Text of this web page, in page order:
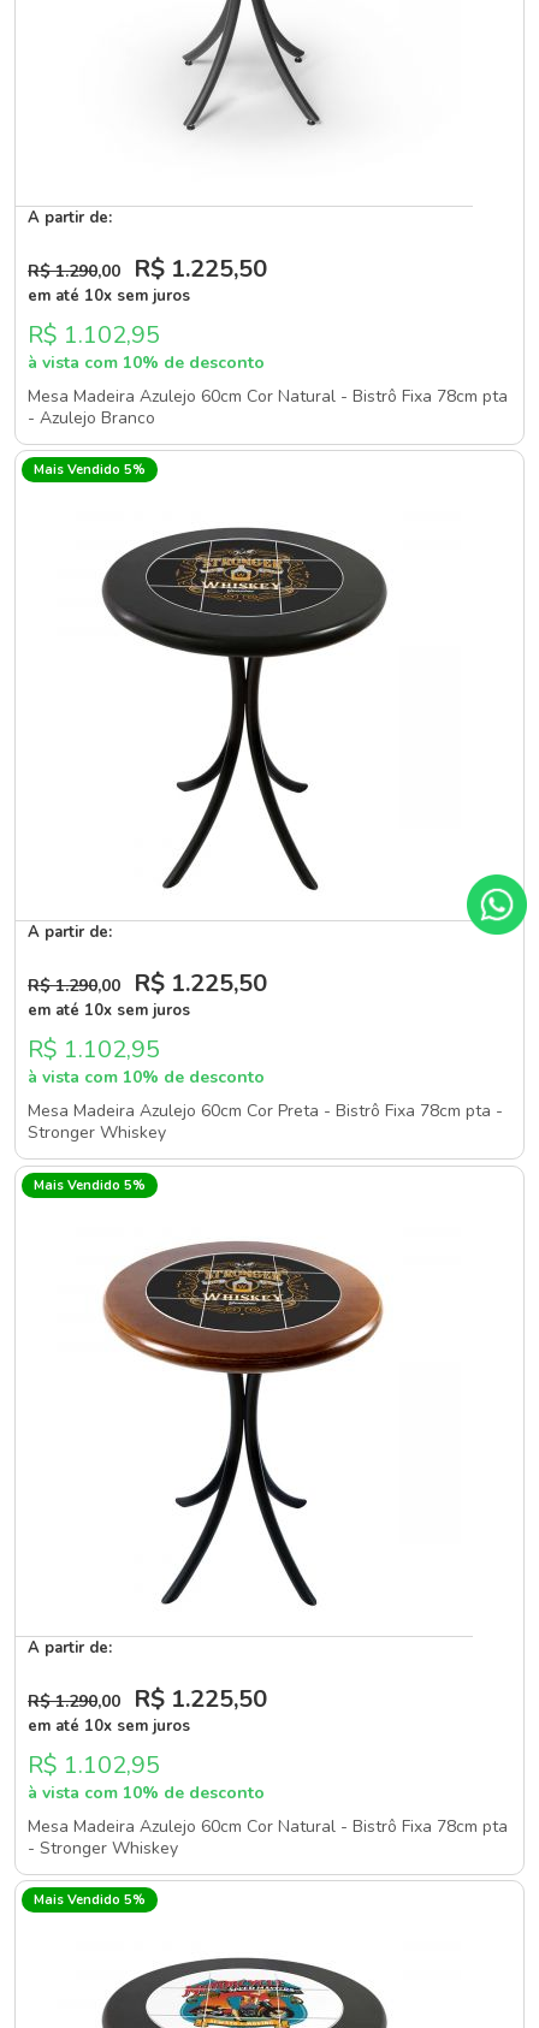
A partir de:
R$ 1.290,00 R$ 1.225,50
em até 10x sem juros
R$ 1.102,95
à vista com 10% de desconto
Mesa Madeira Azulejo 60cm Cor Natural - Bistrô Fixa 78cm pta
- Azulejo Branco
Mais Vendido 5%
A partir de:
R$ 1.290,00 R$ 1.225,50
em até 10x sem juros
R$ 1.102,95
à vista com 10% de desconto
Mesa Madeira Azulejo 60cm Cor Preta - Bistrô Fixa 78cm pta -
Stronger Whiskey
Mais Vendido 5%
A partir de:
R$ 1.290,00 R$ 1.225,50
em até 10x sem juros
R$ 1.102,95
à vista com 10% de desconto
Mesa Madeira Azulejo 60cm Cor Natural - Bistrô Fixa 78cm pta
- Stronger Whiskey
Mais Vendido 5%